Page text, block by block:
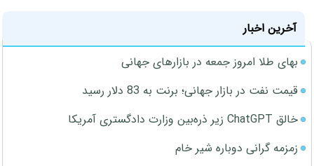
آخرین اخبار
بهای طلا امروز جمعه در بازارهای جهانی
قیمت نفت در بازار جهانی؛ برنت به 83 دلار رسید
خالق ChatGPT زیر ذره‌بین وزارت دادگستری آمریکا
زمزمه گرانی دوباره شیر خام